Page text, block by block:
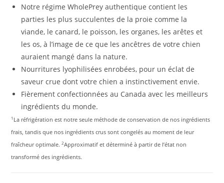
Notre régime WholePrey authentique contient les
parties les plus succulentes de la proie comme la
viande, le canard, le poisson, les organes, les arêtes et
les os, à l’image de ce que les ancêtres de votre chien
auraient mangé dans la nature.
Nourritures lyophilisées enrobées, pour un éclat de
saveur crue dont votre chien a instinctivement envie.
Fièrement confectionnées au Canada avec les meilleurs
ingrédients du monde.
1 La réfrigération est notre seule méthode de conservation de nos ingrédients
frais, tandis que nos ingrédients crus sont congelés au moment de leur
fraîcheur optimale.2Approximatif et déterminé à partir de l’état non
transformé des ingrédients.